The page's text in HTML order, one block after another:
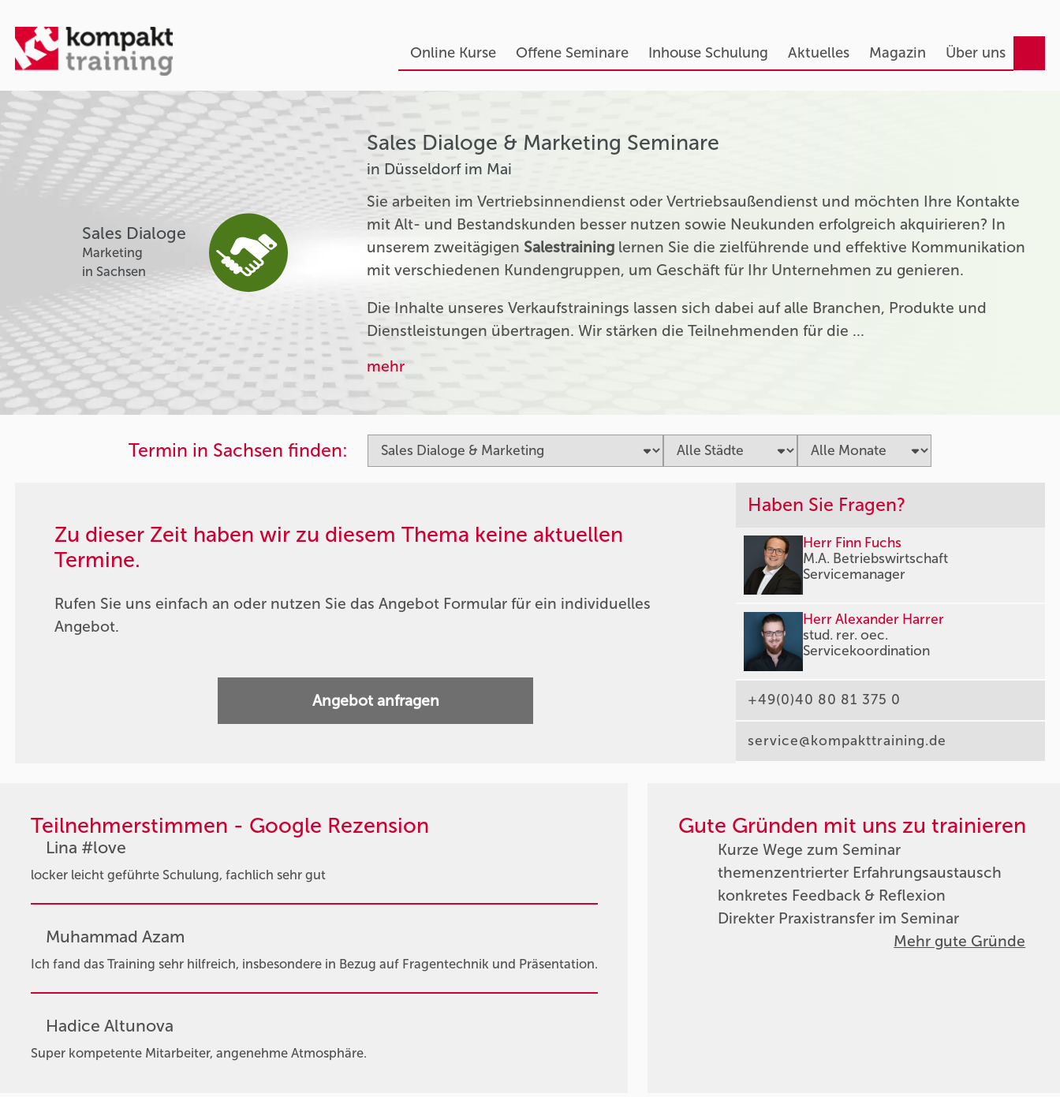
Online Kurse Offene Seminare Inhouse Schulung Aktuelles Magazin Über uns
Sales Dialoge
Marketing
in Sachsen
Sales Dialoge & Marketing Seminare
in Düsseldorf im Mai
Sie arbeiten im Vertriebsinnendienst oder Vertriebsaußendienst und möchten Ihre Kontakte
mit Alt- und Bestandskunden besser nutzen sowie Neukunden erfolgreich akquirieren? In
unserem zweitägigenSalestraining lernen Sie die zielführende und effektive Kommunikation
mit verschiedenen Kundengruppen, um Geschäft für Ihr Unternehmen zu genieren.
Die Inhalte unseres Verkaufstrainings lassen sich dabei auf alle Branchen, Produkte und
Dienstleistungen übertragen. Wir stärken die Teilnehmenden für die …
mehr
Termin in Sachsen finden:
Zu dieser Zeit haben wir zu diesem Thema keine aktuellen
Termine.
Rufen Sie uns einfach an oder nutzen Sie das Angebot Formular für ein individuelles
Angebot.
Angebot anfragen
Haben Sie Fragen?
Herr Finn Fuchs
M.A. Betriebswirtschaft
Servicemanager
Herr Alexander Harrer
stud. rer. oec.
Servicekoordination
+49(0)40 80 81 375 0
service@kompakttraining.de
Teilnehmerstimmen - Google Rezension
Lina #love
locker leicht geführte Schulung, fachlich sehr gut
Muhammad Azam
Ich fand das Training sehr hilfreich, insbesondere in Bezug auf Fragentechnik und Präsentation.
Hadice Altunova
Super kompetente Mitarbeiter, angenehme Atmosphäre.
Gute Gründen mit uns zu trainieren
Kurze Wege zum Seminar
themenzentrierter Erfahrungsaustausch
konkretes Feedback & Reflexion
Direkter Praxistransfer im Seminar
Mehr gute Gründe